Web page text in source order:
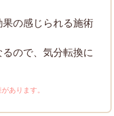
の感じられる施術
ので、気分転換に
あります。